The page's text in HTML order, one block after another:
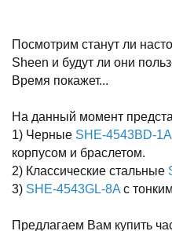
Посмотрим станут ли
Sheen и будут ли они
Время покажет...
На данный момент
1) Черные SHE-4543BD-1A
корпусом и браслетом.
2) Классические стальные
3) SHE-4543GL-8A с
Предлагаем Вам купить